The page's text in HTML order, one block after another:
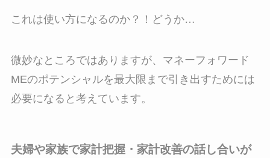
これは使い方になるのか？！どうか…
微妙なところではありますが、マネーフォワード
MEのポテンシャルを最大限まで引き出すためには
必要になると考えています。
夫婦や家族で家計把握・家計改善の話し合いが